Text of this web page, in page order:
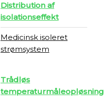
Distribution af
isolationseffekt
Medicinsk isoleret
strømsystem
Trådløs
temperaturmåleopløsning